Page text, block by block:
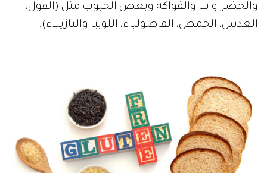
والخضراوات والفواكه وبعض الحبوب مثل (الفول،
العدس، الحمص، الفاصولياء، اللوبيا والبازيلاء).